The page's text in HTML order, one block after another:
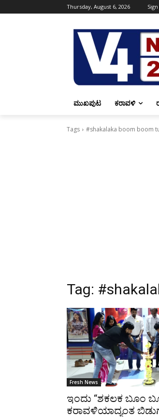
Thursday, August 6, 2026
ಮುಖಪುಟ ಕರಾವಳಿ
Tags #shakalaka boom boom
Tag:
Fresh News
ಇಂದು “ಶಕಲಕ ಬೂಂ
ಕರಾವಳಿಯಾದ್ಯಂತ